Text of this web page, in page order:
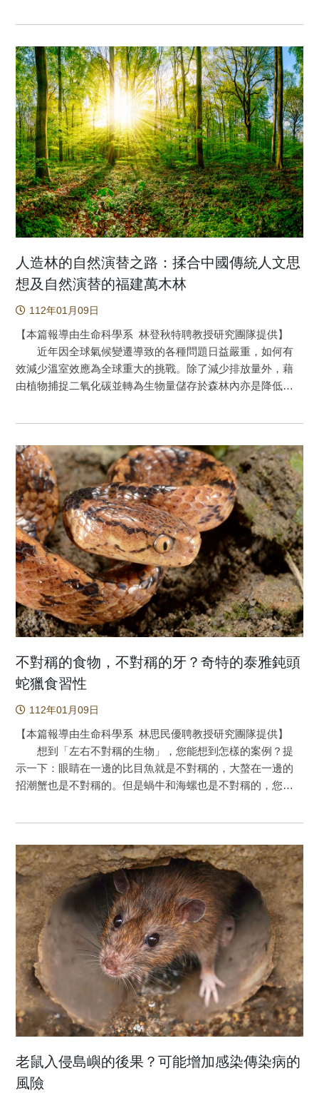
with incident late-onset Alzheimer's disease dementia. PLoS
One, 2020. 15(1): p. e0228172. Liu, C.M. and C.T. Lee,
Association of Hearing Loss With Dementia. JAMA Netw
Open, 2019. 2(7): p. e198112. Chen, J.H. and C.T. Lee,
Explore comorbidities associated with systemic lupus
erythematosus: a total population-based case-control study.
Qjm, 2022. 115(1): p. 17-23. 原文出處： Lee, C.T., J.X. Hu,
and C.M. Liu, Exploring prior diseases associated with
pancreatic cancer. Curr Probl Cancer, 2021. 45(5): p. 100707.
https://doi.org/10.1016/j.currproblcancer.2021.100707
位過重和肥胖的受試者，在為期六週的實驗期間，受試者每
天食用60克的糙薏仁粉取代每日膳食中部份主食，在實驗末
時我們發現攝取糙薏仁使受試者的收縮壓顯著降低，且受試
者在試驗前血壓較高的人，降低血壓的作用更為明顯。透過
研究結果，我們認為每天攝取60克糙薏仁作為部分主食來
源，對於血壓調節有正面的效應，因此可將每日的白米飯加
入糙薏仁一起烹調或是將糙薏仁粉加入牛奶或豆漿一起沖泡
飲用，你會發現膳食中攝取糙薏仁一點都不難喔! 圖1：糙薏
仁為臺灣在地的全榖雜糧作物，每日膳食攝取糙薏仁具有調
解血壓和血管保健的作用。 原文出處：Yeh, W. J., Ko, J.,
Cheng, W. Y., & Yang, H. Y. (2021). Dehulled Adlay
Consumption Modulates Blood Pressure in Spontaneously
Hypertensive Rats and Overweight and Obese Young Adults.
Nutrients, 13(7), 2305. https://doi.org/10.3390/nu13072305
化為獨立種，則取決於未來分歧演化與基因交流的程度。
玉山杜鵑複合群(Rhododendron
pseudochrysanthum complex)屬於杜鵑科常綠杜鵑亞屬；在
分類上可分為玉山杜鵑(R. pseudochrysanthum)、森氏杜鵑
(R. morii)、南湖杜鵑(R. hyperythrum)及紅星杜鵑(R.
rubropunctatum)四個種(如圖一)。這四個種在形態上有一個特
別的特徵即厚革質葉，此一特徵在過去的研究顯示有葉綠體
小分子量熱休克蛋白及細胞質熱休克蛋白的分子演化與適應
高山環境抵抗逆境特別是高紫外光有關聯。再者，過去親緣
地理的研究顯示，這些物種於冰河期分布於中、低海拔，且
為連續性的分布。當冰河期過後，這些物種往高海拔遷移；
區域，而紅星杜鵑則僅分布於北部陽明山的侷限區域。
本研究利用此四個種的171個單株的遺傳變異資料進行親緣關
係、族群即種間分化與遺傳基因作與環境因子的關聯的分
析。研究結果顯示，玉山杜鵑複合群的四個物種之間並沒有
明顯的種與種之間的區別，而是不同種的個體相混雜的歸於
同一個分群，表示它們自最近的共同祖先分岐以來尚未完全
分化，或者是種間有旺盛的基因交流(如圖二)。另外多變值分
析發現，族群間的遺傳及表觀遺傳分化與環境的差異有顯著
的關聯性。 本研究發現，與種間適應性演化觀的環境因
子包括年均溫、海拔、常態化差值植生指標(normalized
difference vegetation index)，以及勢蒸發散量(total potential
evapotraspiration)有顯著的關聯。特別是較低海拔的紅星杜鵑
與高海拔的玉山杜鵑、森氏杜鵑、及南湖杜鵑比較時，邏輯
迴歸的分析發現有三個遺傳基因座(AC03_1652, AP04_3517,
and AP06_2592)的基因頻率隨著年均溫、海拔、常態化差值
植生指標，以及勢蒸發散量的變化，有顯著的增加或減少的
相關性。 整體研究結果顯示，玉山杜鵑複合群的四個近
緣種間擁有祖先的共同遺傳變異，且四個種之間已經演化出
與生態因子有關的生殖隔離的情形。然而，未來玉山杜鵑的
四個種是否有機會種化為獨立種則取決於未來分歧演化與基
因交流的程度。 圖一：玉山杜鵑複合群四個近緣種於臺灣的
分布 圖二：玉山杜鵑複合群四個種共171個單株遺傳變異的
親緣關係圖 原文出處：Cao, J.-J.; Li, Y.-S.; Chang, C.-T.;
Chung, J.-D.; Hwang, S.-Y.2022. Adaptive Divergence without
Ecological Speciation in Species of the Rhododendron
pseudochrysanthum Complex Endemic to Taiwan. Plants
2022, 11, 1226. https://doi.org/10.3390/plants11091226
人造林的自然演替之路：揉合中國傳統人文思
想及自然演替的福建萬木林
112年01月09日
【本篇報導由生命科學系 林登秋特聘教授研究團隊提供】
近年因全球氣候變遷導致的各種問題日益嚴重，如何有
效減少溫室效應為全球重大的挑戰。除了減少排放量外，藉
由植物捕捉二氧化碳並轉為生物量儲存於森林內亦是降低大
林，常被質疑其森林生態系統功能不如天然林完善。 本研
鼓勵民眾捐樹造林，而後因當地人文信仰因素禁止伐木而受
到保護，並在此6至7百年間逐漸演替為一個多樣性豐富、具
高生態系統服務功能的老齡林。此案例顯示，儘管人類活動
確實是導致目前全球森林棲地日益狹小且破碎化的主因，然
而若能嘗試將森林與人類的目的、興趣及文化價值觀相結
合，亦可能有效的維持生態系的功能並緩解森林棲地之流
失。 近年來因人類活動導致的氣候變遷造對人類及諸多
生物都有深遠的影響，也因此人類也積極尋求解決之道，而
其中，減少碳的排放被視為是最重要的一環。森林，因植物
本身的固碳功能成為地表的碳匯，同時也是生物多樣性匯集
之處，但在人類活動的影響下，森林面積大量減少及破碎
也因此成為科學家急欲解決的問題，例如以人工植樹方式協
助森林復育。然而人工林環境相對單一，因此有人質疑其生
態系服務包括固碳的功能不及天然林。因此如何維持甚至提
升人工林的生態系服務為森林資源經營的重點。 萬木林
自然保護區位於福建省建甌市(如圖a、b、c)，首次於明朝
《建寧府志》中被提及，緣起元代當地富紳楊達卿為救濟民
眾，又恐官方認為其別有所圖故提出：有能植杉木一株者，
償粟一斗，引起民眾積極種植杉木，而成為人工杉木林。而
封閉保護的六至七百年間，該森林已由原先生物多樣性及林
相皆單調的杉木林，自然演替為有著複雜分層結構、能夠支
持高度生物多樣性、且累積大量生物量、有著完善生態系服
務，以及能夠自然更新的常綠闊葉林。 圖(a):萬木林自然保
護區位置；圖(b):保護區內主要樹木群落分布；圖(c):保護區
外觀 萬木林的案例，凸顯出人類文化及信仰於自然保育
中扮演的重要角色。中國傳統思想的天人合一講求人與自然
間的相互呼應，且楊氏家族信仰亦相信祖墳的森林繁榮將保
佑後代子孫繁盛，這些思想於萬木林的演替過程中有著極重
要的影響。此外，因為森林演替的過程耗時頗鉅，單憑藉當
地的文化或信仰等可能亦無法有效阻止因為經濟壓力及其他
因素導致的人為干擾，因此政府後續亦須制定配套措施，如
劃設禁伐及保護區等以保障森林的更新及演替。儘管人類活
動已是確切導致全球森林面積減少的主因，然而若是能夠效
法萬木林的例子，嘗試將森林與人類的目的、興趣、信仰及
不對稱的食物，不對稱的牙？奇特的泰雅鈍頭
蛇獵食習性
112年01月09日
【本篇報導由生命科學系 林思民優聘教授研究團隊提供】
想到「左右不對稱的生物」，您能想到怎樣的案例？提
示一下：眼睛在一邊的比目魚就是不對稱的，大螯在一邊的
招潮蟹也是不對稱的。但是蝸牛和海螺也是不對稱的，您知
了！泰雅鈍頭蛇是臺師大生命科學系林思民教授在2015年發
現的新種；由於這是國人首度自行發現的新種蛇類，距離上
一次臺灣發現新種蛇類又事隔84年之久，所以曾經轟動一
時。如今研究人員再次證明：這群蛇類不但有著不對稱的牙
齒，連覓食行為都變得不對稱了！ 生態學上有一個詞叫
做「character displacement」（特徵替換）。當一種生物獨
佔一個生態系，當然就可以先挑自己喜歡的資源，任君享
用。但是當兩種近緣生物共存的時候，彼此的生態棲位都會
被壓縮。於是，吃大種子的鳥嘴喙變得更大，吃小種子的鳥
嘴喙變得更小（稱為生態特徵替換）。習慣唱高音的蛙鳴聲
變得更尖細，習慣唱低音的蛙聲音變得更低沉（稱為生殖特
有年的理論，但是真正可供證實的案例卻不多見；而利用自
己身體上的「不對稱性」來換取棲位的分化，更是一個極為
老鼠入侵島嶼的後果？可能增加感染傳染病的
風險